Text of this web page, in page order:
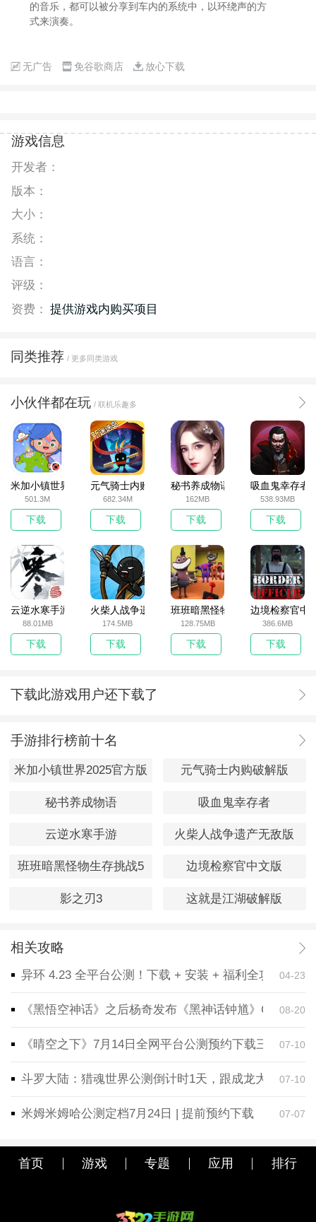
的音乐，都可以被分享到车内的系统中，以环绕声的方
式来演奏。
无广告 免谷歌商店 放心下载
游戏信息
开发者：
版本：
大小：
系统：
语言：
评级：
资费： 提供游戏内购买项目
同类推荐 / 更多同类游戏
小伙伴都在玩 / 联机乐趣多
米加小镇世界2025官方版
501.3M
下载
元气骑士内购破解版
682.34M
下载
秘书养成物语
162MB
下载
吸血鬼幸存者
538.93MB
下载
云逆水寒手游
88.01MB
下载
火柴人战争遗产无敌版
174.5MB
下载
班班暗黑怪物生存挑战5
128.75MB
下载
边境检察官中
386.6MB
下载
下载此游戏用户还下载了
手游排行榜前十名
米加小镇世界2025官方版 元气骑士内购破解版
秘书养成物语 吸血鬼幸存者
云逆水寒手游 火柴人战争遗产无敌版
班班暗黑怪物生存挑战5 边境检察官中文版
影之刃3 这就是江湖破解版
相关攻略
异环 4.23 全平台公测！下载 + 安装 + 福利全攻略，一
04-23
《黑悟空神话》之后杨奇发布《黑神话钟馗》CG！预
08-20
《晴空之下》7月14日全网平台公测预约下载三端同步
07-10
斗罗大陆：猎魂世界公测倒计时1天，跟成龙大哥一起
07-10
米姆米姆哈公测定档7月24日 | 提前预约下载 07-07
首页 游戏 专题 应用 排行